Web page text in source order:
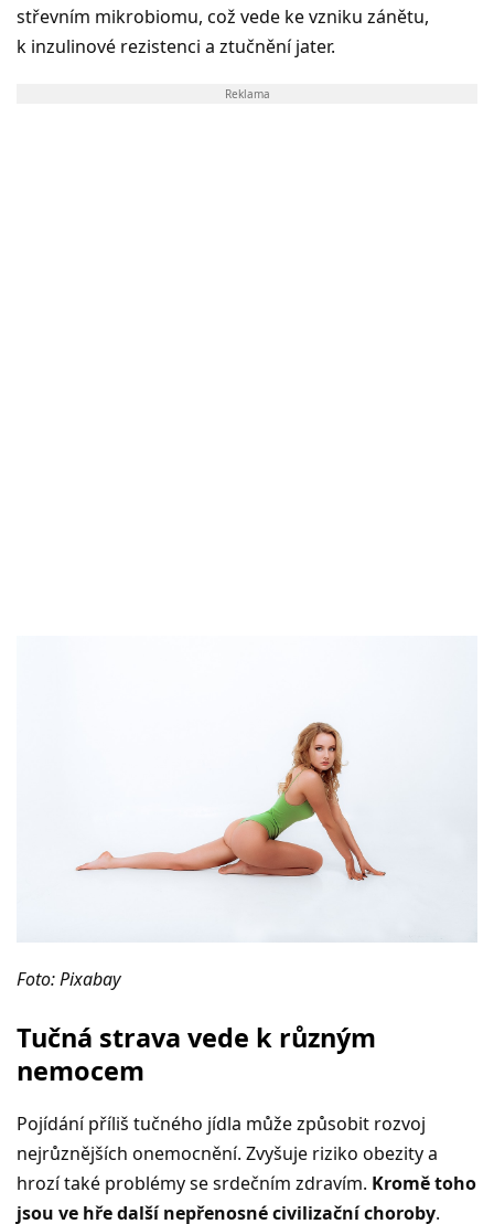
střevním mikrobiomu, což vede ke vzniku zánětu,
k inzulinové rezistenci a ztučnění jater.
Reklama
Foto: Pixabay
Tučná strava vede k různým
nemocem
Pojídání příliš tučného jídla může způsobit rozvoj
nejrůznějších onemocnění. Zvyšuje riziko obezity a
hrozí také problémy se srdečním zdravím. Kromě toho
jsou ve hře další nepřenosné civilizační choroby.